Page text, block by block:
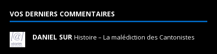
VOS DERNIERS COMMENTAIRES
DANIEL SUR Histoire – La malédiction des Cantonistes